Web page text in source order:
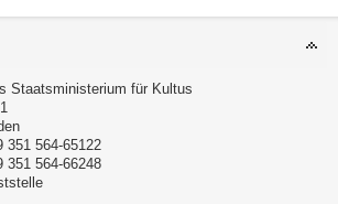
Staatsministerium für Kultus
351 564-65122
351 564-66248